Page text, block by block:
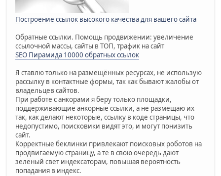
Построение ссылок высокого качества для вашего сайта
Обратные ссылки. Помощь продвижении: увеличение
ссылочной массы, сайты в ТОП, трафик на сайт
SEO Пирамида 10000 обратных ссылок
Я ставлю только на размещённых ресурсах, не использую
рассылку в контактные формы, так как бывают жалобы от
владельцев сайтов.
При работе с анкорами я беру только площадки,
поддерживающие анкорные ссылки, а не размещаю их
так, как делают некоторые, ссылку в коде страницы, что
недопустимо, поисковики видят это, и могут понизить
сайт.
Корректные беклинки привлекают поисковых роботов на
продвигаемую страницу, а те в свою очередь дают
зелёный свет индексаторам, повышая вероятность
попадания в индекс.